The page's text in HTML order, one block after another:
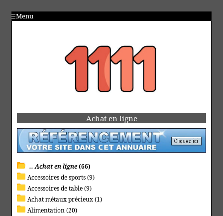
Menu
Achat en ligne
.. Achat en ligne(66)
Accessoires de sports (9)
Accessoires de table (9)
Achat métaux précieux (1)
Alimentation (20)